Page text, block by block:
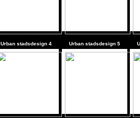
Urban stadsdesign 4 Urban stadsdesign 5